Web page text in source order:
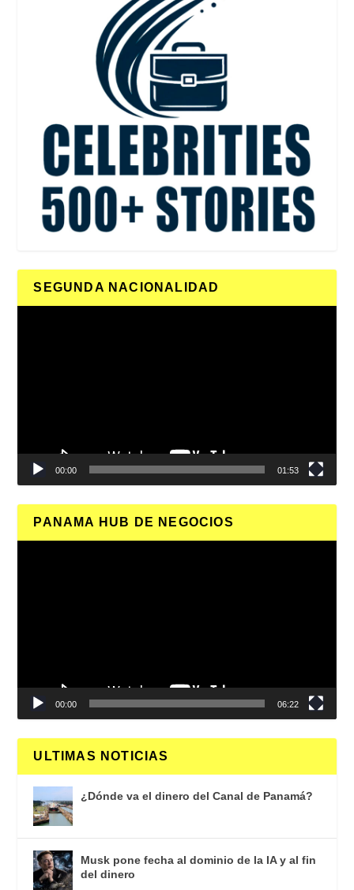
SEGUNDA NACIONALIDAD
00:00 01:53
PANAMA HUB DE NEGOCIOS
00:00 06:22
ULTIMAS NOTICIAS
¿Dónde va el dinero del Canal de Panamá?
Musk pone fecha al dominio de la IA y al fin
del dinero